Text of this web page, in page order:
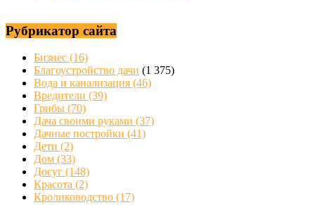
Рубрикатор сайта
Бизнес (16)
Благоустройство дачи (1 375)
Вода и канализация (46)
Вредители (39)
Грибы (70)
Дача своими руками (37)
Дачные постройки (41)
Дети (2)
Дом (33)
Досуг (148)
Красота (2)
Кролиководство (17)